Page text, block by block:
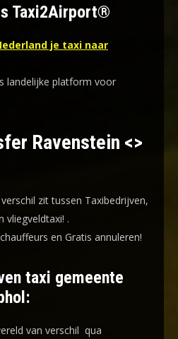
Taxi2Airport®
je taxi naar
landelijke platform voor
Ravenstein <>
zit tussen Taxibedrijven,
vliegveldtaxi! .
en Gratis annuleren!
taxi gemeente
van verschil qua